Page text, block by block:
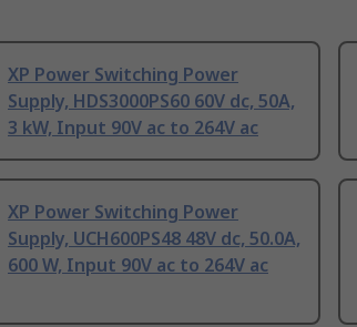
XP Power Switching Power
Supply, HDS3000PS60 60V dc, 50A,
3 kW, Input 90V ac to 264V ac
XP Power Switching Power
Supply, UCH600PS48 48V dc, 50.0A,
600 W, Input 90V ac to 264V ac